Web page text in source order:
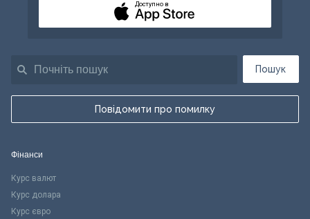
Пошук
Повідомити про помилку
Доступно в
Фінанси
Курс валют
Курс долара
Курс євро